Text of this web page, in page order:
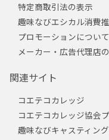
特定商取引法の表示
趣味なびエシカル消費
プロモーションについて
メーカー・広告代理店
関連サイト
コエテコカレッジ
コエテコカレッジ協会
趣味なびキャスティング